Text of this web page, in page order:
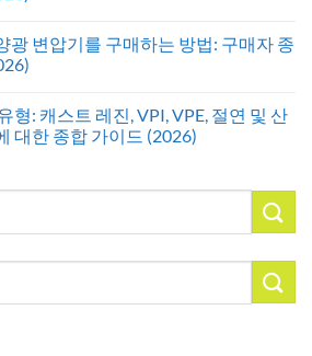
광 변압기를 구매하는 방법: 구매자 종
형: 캐스트 레진, VPI, VPE, 절연 및 산
대한 종합 가이드 (2026)